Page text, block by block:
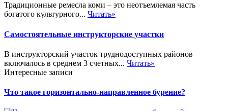
Традиционные ремесла коми – это неотъемлемая часть
богатого культурного... Читать»
Самостоятельные инструкторские участки
В инструкторский участок труднодоступных районов
включалось в среднем 3 счетных... Читать»
Интересные записи
Что такое горизонтально-направленное бурение?